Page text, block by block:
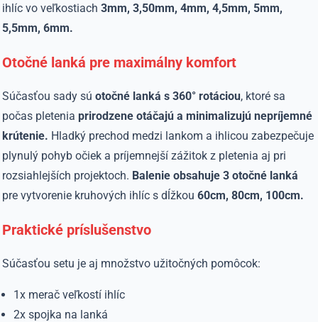
ihlíc vo veľkostiach3mm, 3,50mm, 4mm, 4,5mm, 5mm,
5,5mm, 6mm.
Otočné lanká pre maximálny komfort
Súčasťou sady súotočné lanká s 360° rotáciou, ktoré sa
počas pleteniaprirodzene otáčajú a minimalizujú nepríjemné
krútenie. Hladký prechod medzi lankom a ihlicou zabezpečuje
plynulý pohyb očiek a príjemnejší zážitok z pletenia aj pri
rozsiahlejších projektoch. Balenie obsahuje 3 otočné lanká
pre vytvorenie kruhových ihlíc s dĺžkou60cm, 80cm, 100cm.
Praktické príslušenstvo
Súčasťou setu je aj množstvo užitočných pomôcok:
1x merač veľkostí ihlíc
2x spojka na lanká